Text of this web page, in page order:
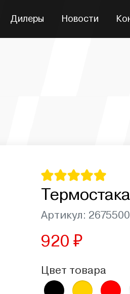
Дилеры Новости
Артикул:
920 ₽
Цвет товара